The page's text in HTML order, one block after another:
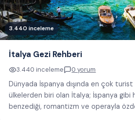
3.440 inceleme
İtalya Gezi Rehberi
3.440 inceleme 0 yorum
Dünyada İspanya dışında en çok
ülkelerden biri olan İtalya; İspanya gibi
benzediği, romantizm ve operayla